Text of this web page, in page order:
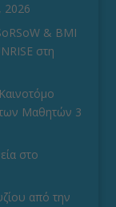
2026
& BMI
στη
των Μαθητών 3
στο
από την